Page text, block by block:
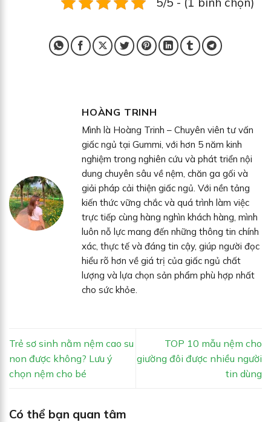
HOÀNG TRINH
Mình là Hoàng Trinh – Chuyên viên tư vấn
giấc ngủ tại Gummi, với hơn 5 năm kinh
nghiệm trong nghiên cứu và phát triển nội
dung chuyên sâu về nệm, chăn ga gối và
giải pháp cải thiện giấc ngủ. Với nền tảng
kiến thức vững chắc và quá trình làm việc
trực tiếp cùng hàng nghìn khách hàng, mình
luôn nỗ lực mang đến những thông tin chính
xác, thực tế và đáng tin cậy, giúp người đọc
hiểu rõ hơn về giá trị của giấc ngủ chất
lượng và lựa chọn sản phẩm phù hợp nhất
cho sức khỏe.
Trẻ sơ sinh nằm nệm cao su
non được không? Lưu ý
chọn nệm cho bé
TOP 10 mẫu nệm cho
giường đôi được nhiều người
tin dùng
Có thể bạn quan tâm